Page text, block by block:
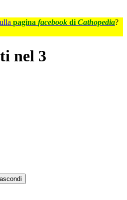
pagina facebook di Cathopedia?
nel 3